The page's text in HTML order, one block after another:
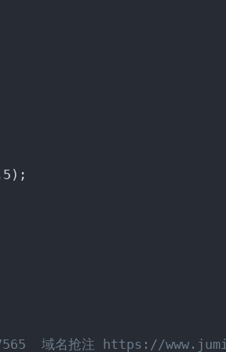
域名抢注 https://